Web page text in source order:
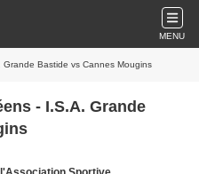
MENU
Bastide vs Cannes Mougins
- I.S.A. Grande